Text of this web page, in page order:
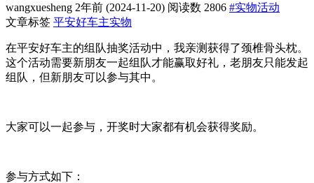
wangxuesheng 2年前 (2024-11-20) 阅读数 2806 #实物活动
文章标签 平安好车主实物
在平安好车主的组队抽奖活动中，我亲测获得了颈椎骨头枕。
这个活动需要新朋友一起组队才能赢取好礼，老朋友只能发起
组队，但新朋友可以参与其中。
大家可以一起参与，开奖时大家都有机会获得奖励。
参与方式如下：